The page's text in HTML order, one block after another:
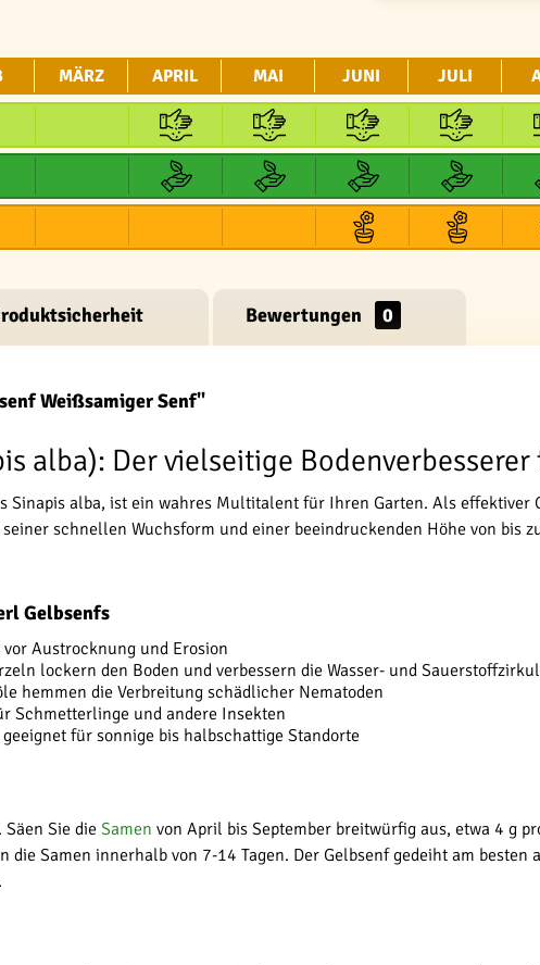
MÄRZ APRIL MAI JUNI JULI
Bewertungen 0
Weißsamiger Senf"
alba): Der vielseitige
Sinapis alba, ist ein wahres Multitalent für Ihren Garten. Als
schnellen Wuchsform und einer beeindruckenden Höhe von
Gelbsenfs
Austrocknung und Erosion
lockern den Boden und verbessern die Wasser- und
hemmen die Verbreitung schädlicher Nematoden
Schmetterlinge und andere Insekten
für sonnige bis halbschattige Standorte
Sie die Samen von April bis September breitwürfig aus, etwa 4 g
die Samen innerhalb von 7-14 Tagen. Der Gelbsenf gedeiht am